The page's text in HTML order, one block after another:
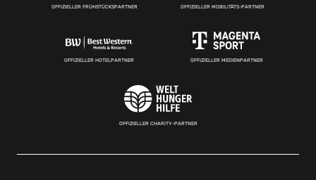
OFFIZIELLER FRÜHSTÜCKSPARTNER OFFIZIELLER MOBILITÄTS-PARTNER
OFFIZIELLER HOTELPARTNER OFFIZIELLER MEDIENPARTNER
OFFIZIELLER CHARITY-PARTNER